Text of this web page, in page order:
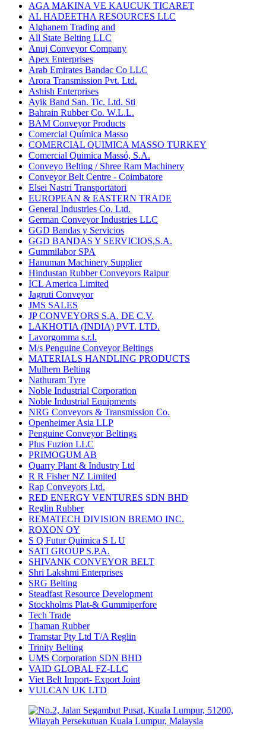
AGA MAKINA VE KAUCUK TICARET
AL HADEETHA RESOURCES LLC
Alghanem Trading and
All State Belting LLC
Anuj Conveyor Company
Apex Enterprises
Arab Emirates Bandac Co LLC
Arora Transmission Pvt. Ltd.
Ashish Enterprises
Ayik Band San. Tic. Ltd. Sti
Bahrain Rubber Co. W.L.L.
BAM Conveyor Products
Comercial Química Masso
COMERCIAL QUIMICA MASSO TURKEY
Comercial Quimica Massó, S.A.
Conveyo Belting / Shree Ram Machinery
Conveyor Belt Centre - Coimbatore
Elsei Nastri Transportatori
EUROPEAN & EASTERN TRADE
General Industries Co. Ltd.
German Conveyor Industries LLC
GGD Bandas y Servicios
GGD BANDAS Y SERVICIOS,S.A.
Gummilabor SPA
Hanuman Machinery Supplier
Hindustan Rubber Conveyors Raipur
ICL America Limited
Jagruti Conveyor
JMS SALES
JP CONVEYORS S.A. DE C.V.
LAKHOTIA (INDIA) PVT. LTD.
Lavorgomma s.r.l.
M/s Penguine Conveyor Beltings
MATERIALS HANDLING PRODUCTS
Mulhern Belting
Nathuram Tyre
Noble Industrial Corporation
Noble Industrial Equipments
NRG Conveyors & Transmission Co.
Openheimer Asia LLP
Penguine Conveyor Beltings
Plus Fuzion LLC
PRIMOGUM AB
Quarry Plant & Industry Ltd
R R Fisher NZ Limited
Rap Conveyors Ltd.
RED ENERGY VENTURES SDN BHD
Reglin Rubber
REMATECH DIVISION BREMO INC.
ROXON OY
S Q Futur Quimica S L U
SATI GROUP S.P.A.
SHIVANK CONVEYOR BELT
Shri Lakshmi Enterprises
SRG Belting
Steadfast Resource Development
Stockholms Plat-& Gummiperfore
Tech Trade
Thaman Rubber
Tramstar Pty Ltd T/A Reglin
Trinity Belting
UMS Corporation SDN BHD
VAID GLOBAL FZ-LLC
Viet Belt Import- Export Joint
VULCAN UK LTD